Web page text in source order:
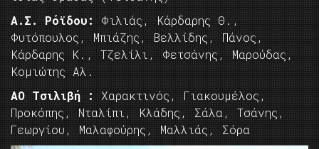
Α.Σ. Ρόϊδου:
Φιλιάς, Κάρδαρης Θ.,
Φυτόπουλος, Μπιάζης, Βελλίδης, Πάνος,
Κάρδαρης Κ., Τζελίλι, Φετσάνης, Μαρούδας,
Κομιώτης Αλ.
ΑΟ Τσιλιβή :
Χαρακτινός, Γιακουμέλος,
Προκόπης, Νταλίπι, Κλάδης, Σάλα, Τσάνης,
Γεωργίου, Μαλαφούρης, Μαλλιάς, Σόρα